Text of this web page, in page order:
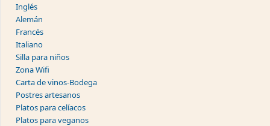
Inglés
Alemán
Francés
Italiano
Silla para niños
Zona Wifi
Carta de vinos-Bodega
Postres artesanos
Platos para celíacos
Platos para veganos